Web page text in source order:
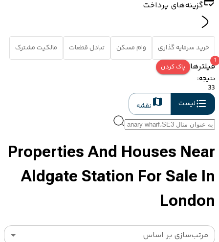
گزینه‌های پرداخت
خرید سرمایه گذاری وام مسکن تبادل قطعات مالکیت مشترک
فیلترها
1
پاک کردن
نتیجه:
33
لیست
نقشه
Properties And Houses Near
Aldgate Station For Sale In
London
مرتب‌سازی بر اساس